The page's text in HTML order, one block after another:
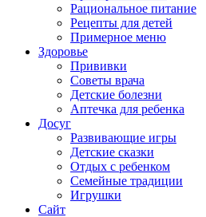
Рациональное питание
Рецепты для детей
Примерное меню
Здоровье
Прививки
Советы врача
Детские болезни
Аптечка для ребенка
Досуг
Развивающие игры
Детские сказки
Отдых с ребенком
Семейные традиции
Игрушки
Сайт